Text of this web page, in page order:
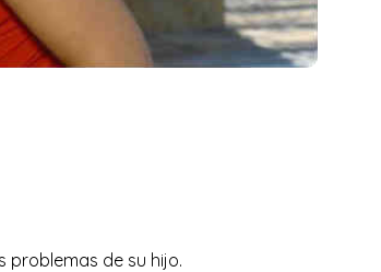
problemas de su hijo.